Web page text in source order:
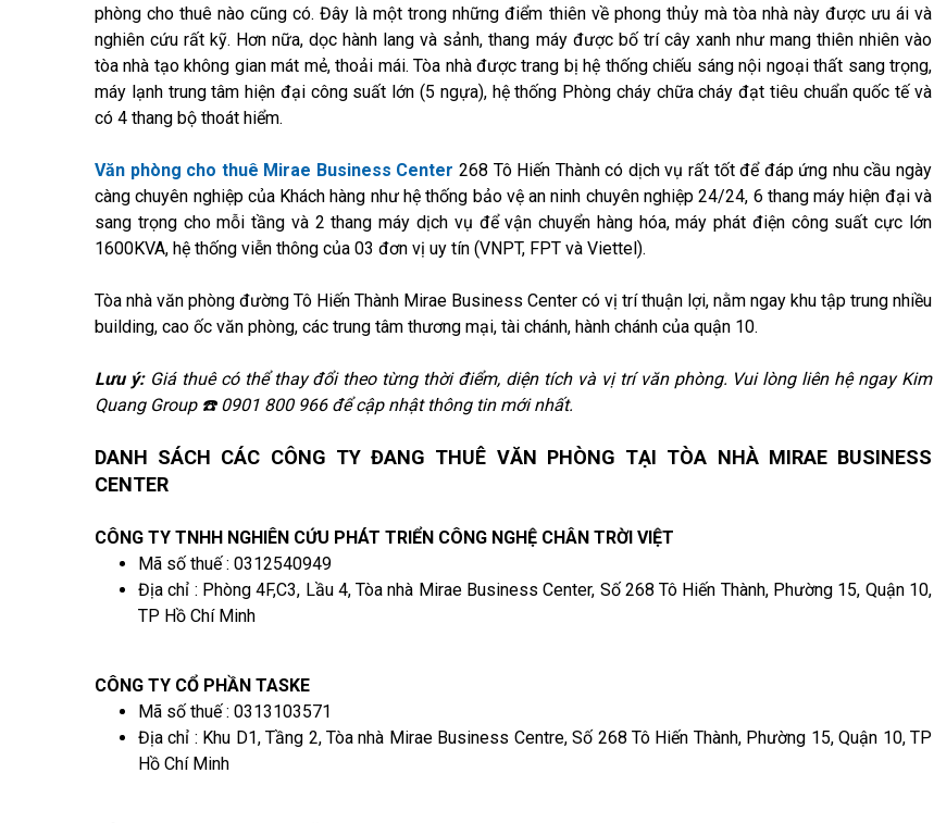
phòng cho thuê nào cũng có. Đây là một trong những điểm thiên về phong thủy mà tòa nhà này được ưu ái và
nghiên cứu rất kỹ. Hơn nữa, dọc hành lang và sảnh, thang máy được bố trí cây xanh như mang thiên nhiên vào
tòa nhà tạo không gian mát mẻ, thoải mái. Tòa nhà được trang bị hệ thống chiếu sáng nội ngoại thất sang trọng,
máy lạnh trung tâm hiện đại công suất lớn (5 ngựa), hệ thống Phòng cháy chữa cháy đạt tiêu chuẩn quốc tế và
có 4 thang bộ thoát hiểm.
Văn phòng cho thuê Mirae Business Center 268 Tô Hiến Thành có dịch vụ rất tốt để đáp ứng nhu cầu ngày
càng chuyên nghiệp của Khách hàng như hệ thống bảo vệ an ninh chuyên nghiệp 24/24, 6 thang máy hiện đại và
sang trọng cho mỗi tầng và 2 thang máy dịch vụ để vận chuyển hàng hóa, máy phát điện công suất cực lớn
1600KVA, hệ thống viễn thông của 03 đơn vị uy tín (VNPT, FPT và Viettel).
Tòa nhà văn phòng đường Tô Hiến Thành Mirae Business Center có vị trí thuận lợi, nằm ngay khu tập trung nhiều
building, cao ốc văn phòng, các trung tâm thương mại, tài chánh, hành chánh của quận 10.
Lưu ý:Giá thuê có thể thay đổi theo từng thời điểm, diện tích và vị trí văn phòng. Vui lòng liên hệ ngay Kim
Quang Group ☎️ 0901 800 966 để cập nhật thông tin mới nhất.
DANH SÁCH CÁC CÔNG TY ĐANG THUÊ VĂN PHÒNG TẠI TÒA NHÀ MIRAE BUSINESS
CENTER
CÔNG TY TNHH NGHIÊN CỨU PHÁT TRIỂN CÔNG NGHỆ CHÂN TRỜI VIỆT
Mã số thuế : 0312540949
Địa chỉ : Phòng 4F,C3, Lầu 4, Tòa nhà Mirae Business Center, Số 268 Tô Hiến Thành, Phường 15, Quận 10,
TP Hồ Chí Minh
CÔNG TY CỔ PHẦN TASKE
Mã số thuế : 0313103571
Địa chỉ : Khu D1, Tầng 2, Tòa nhà Mirae Business Centre, Số 268 Tô Hiến Thành, Phường 15, Quận 10, TP
Hồ Chí Minh